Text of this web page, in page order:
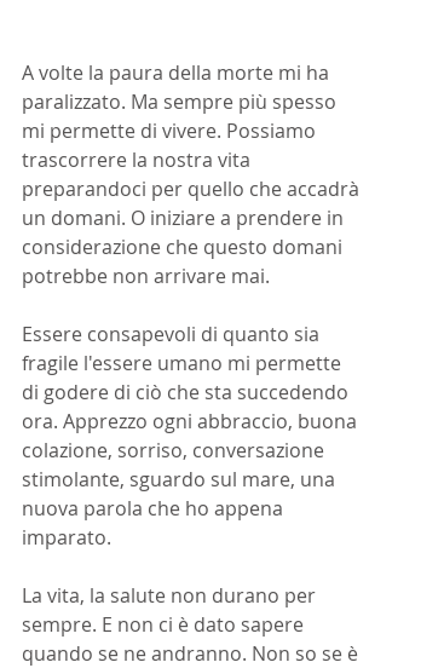
A volte la paura della morte mi ha
paralizzato. Ma sempre più spesso
mi permette di vivere. Possiamo
trascorrere la nostra vita
preparandoci per quello che accadrà
un domani. O iniziare a prendere in
considerazione che questo domani
potrebbe non arrivare mai.
Essere consapevoli di quanto sia
fragile l'essere umano mi permette
di godere di ciò che sta succedendo
ora. Apprezzo ogni abbraccio, buona
colazione, sorriso, conversazione
stimolante, sguardo sul mare, una
nuova parola che ho appena
imparato.
La vita, la salute non durano per
sempre. E non ci è dato sapere
quando se ne andranno. Non so se è